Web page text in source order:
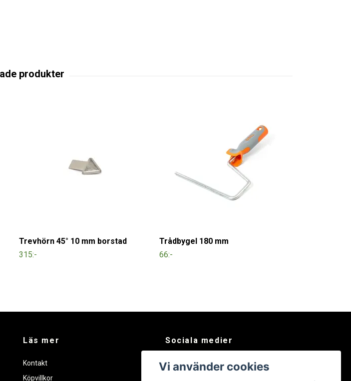
Trevhörn 45° 10 mm borstad
315:-
Trådbygel 180 mm
66:-
Läs mer
Kontakt
Köpvillkor
Sociala medier
Facebook
Vi använder cookies